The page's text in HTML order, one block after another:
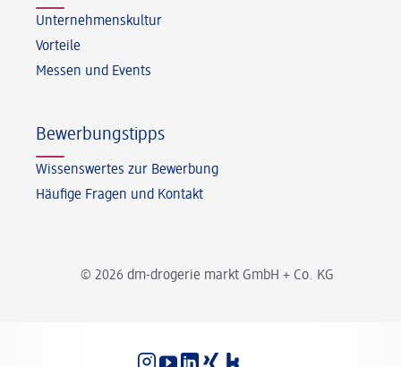
© 2026 dm-drogerie markt GmbH + Co. KG
Unternehmenskultur
Vorteile
Messen und Events
Bewerbungstipps
Wissenswertes zur Bewerbung
Häufige Fragen und Kontakt